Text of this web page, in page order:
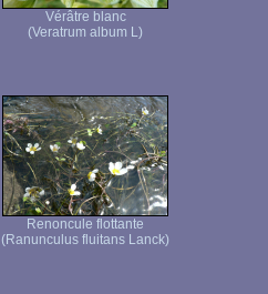
Vérâtre blanc
(Veratrum album L)
Renoncule flottante
(Ranunculus fluitans Lanck)